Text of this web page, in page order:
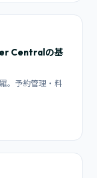
Centralの基
。予約管理・料